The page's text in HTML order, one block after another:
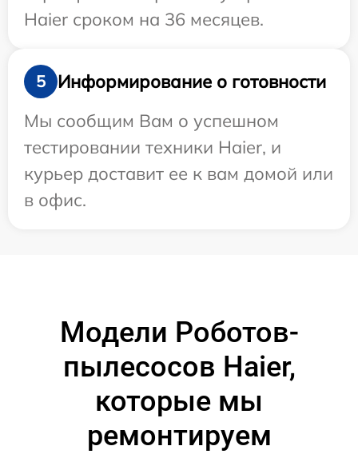
Haier сроком на 36 месяцев.
5
Информирование о готовности
Мы сообщим Вам о успешном
тестировании техники Haier, и
курьер доставит ее к вам домой или
в офис.
Модели Роботов-
пылесосов Haier,
которые мы
ремонтируем